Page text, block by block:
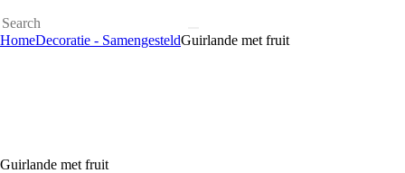
HomeDecoratie - SamengesteldGuirlande met fruit
Guirlande met fruit